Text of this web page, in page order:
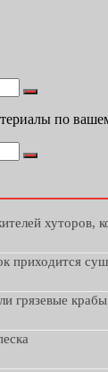
по
хуторов,
приходится
грязевые